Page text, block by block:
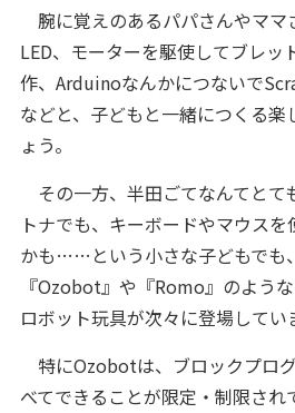
腕に覚えのあるパパさんやママ
LED、モーターを駆使してブレッ
作、Arduinoなんかにつないで
などと、子どもと一緒につくる楽
ょう。
その一方、半田ごてなんてと
トナでも、キーボードやマウス
かも……という小さな子どもでも
『Ozobot』や『Romo』のよう
ロボット玩具が次々に登場してい
特にOzobotは、ブロックプロ
べてできることが限定・制限され